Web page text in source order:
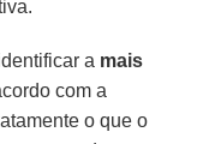
a mais
com a
o que o